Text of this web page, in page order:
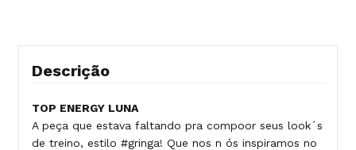
Descrição
TOP ENERGY LUNA
A peça que estava faltando pra compoor seus look´s
de treino, estilo #gringa! Que nos n ós inspiramos no